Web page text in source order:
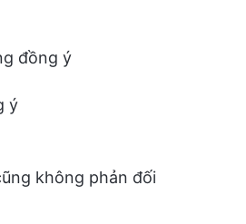
đồng ý
ý
không phản đối